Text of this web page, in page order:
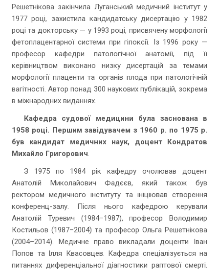
Решетнікова закінчила Луганський медичний інститут у
1977 році, захистила кандидатську дисертацію у 1982
році та докторську — у 1993 році, присвячену морфології
фетоплацентарної системи при гіпоксії. Із 1996 року —
професор кафедри патологічної анатомії, під її
керівництвом виконано низку дисертацій за темами
морфології плаценти та органів плода при патологічній
вагітності. Автор понад 300 наукових публікацій, зокрема
в міжнародних виданнях.
Кафедра судової медицини була заснована в
1958 році. Першим завідувачем з 1960 р. по 1975 р.
був кандидат медичних наук, доцент Кондратов
Михайло Григорович.
З 1975 по 1984 рік кафедру очолював доцент
Анатолій Миколайович Фадєєв, який також був
ректором медичного інституту та ініціював створення
конференц-залу. Після нього кафедрою керували
Анатолій Туревич (1984–1987), професор Володимир
Костильов (1987–2004) та професор Ольга Решетнікова
(2004–2014). Медичне право викладали доценти Іван
Попов та Ілля Квасовцев. Кафедра спеціалізується на
питаннях диференціальної діагностики раптової смерті.